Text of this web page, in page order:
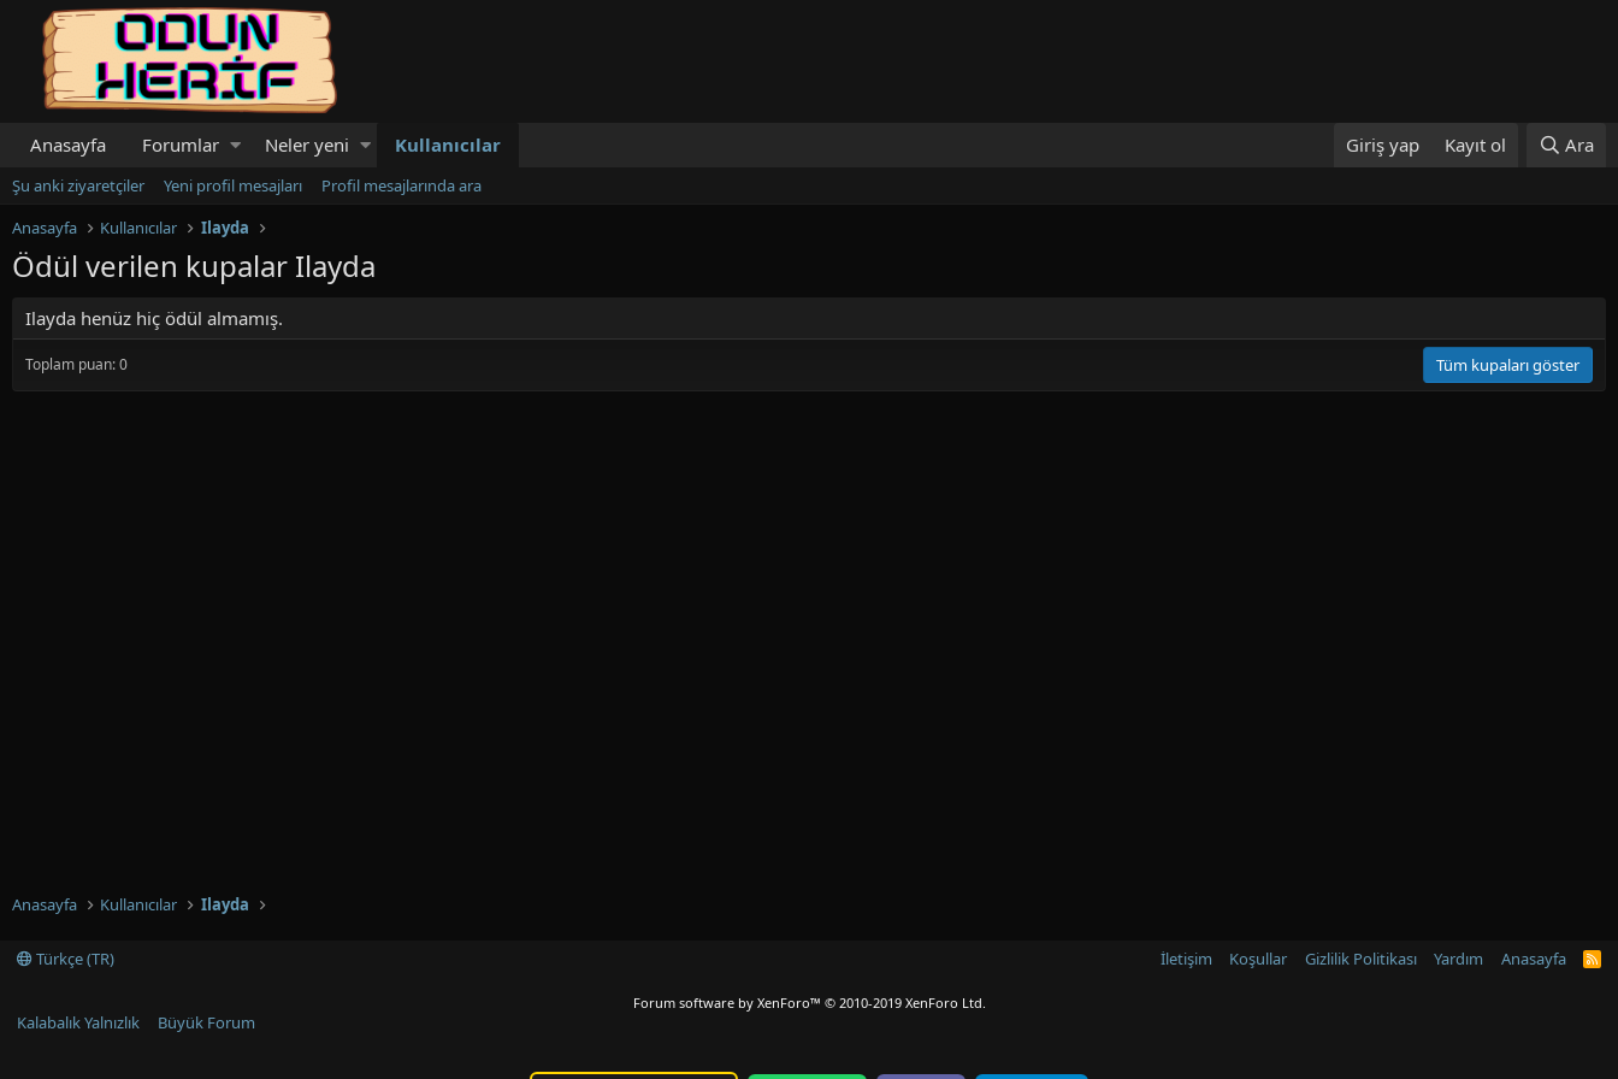
Anasayfa Forumlar Neler yeni Kullanıcılar Giriş yap Kayıt ol Ara
Şu anki ziyaretçiler Yeni profil mesajları
Profil mesajlarında ara
Anasayfa
Kullanıcılar Ilayda
Ödül verilen kupalar Ilayda
Ilayda henüz hiç ödül almamış.
Toplam puan: 0 Tüm kupaları göster
Anasayfa Kullanıcılar Ilayda
Türkçe (TR) İletişim Koşullar Gizlilik Politikası Yardım Anasayfa
R
Forum software by XenForo™ © 2010-2019 XenForo Ltd.
Kalabalık Yalnızlık Büyük Forum